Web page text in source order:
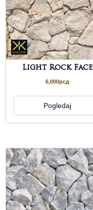
Light Rock Face
6,000рсд
Pogledaj